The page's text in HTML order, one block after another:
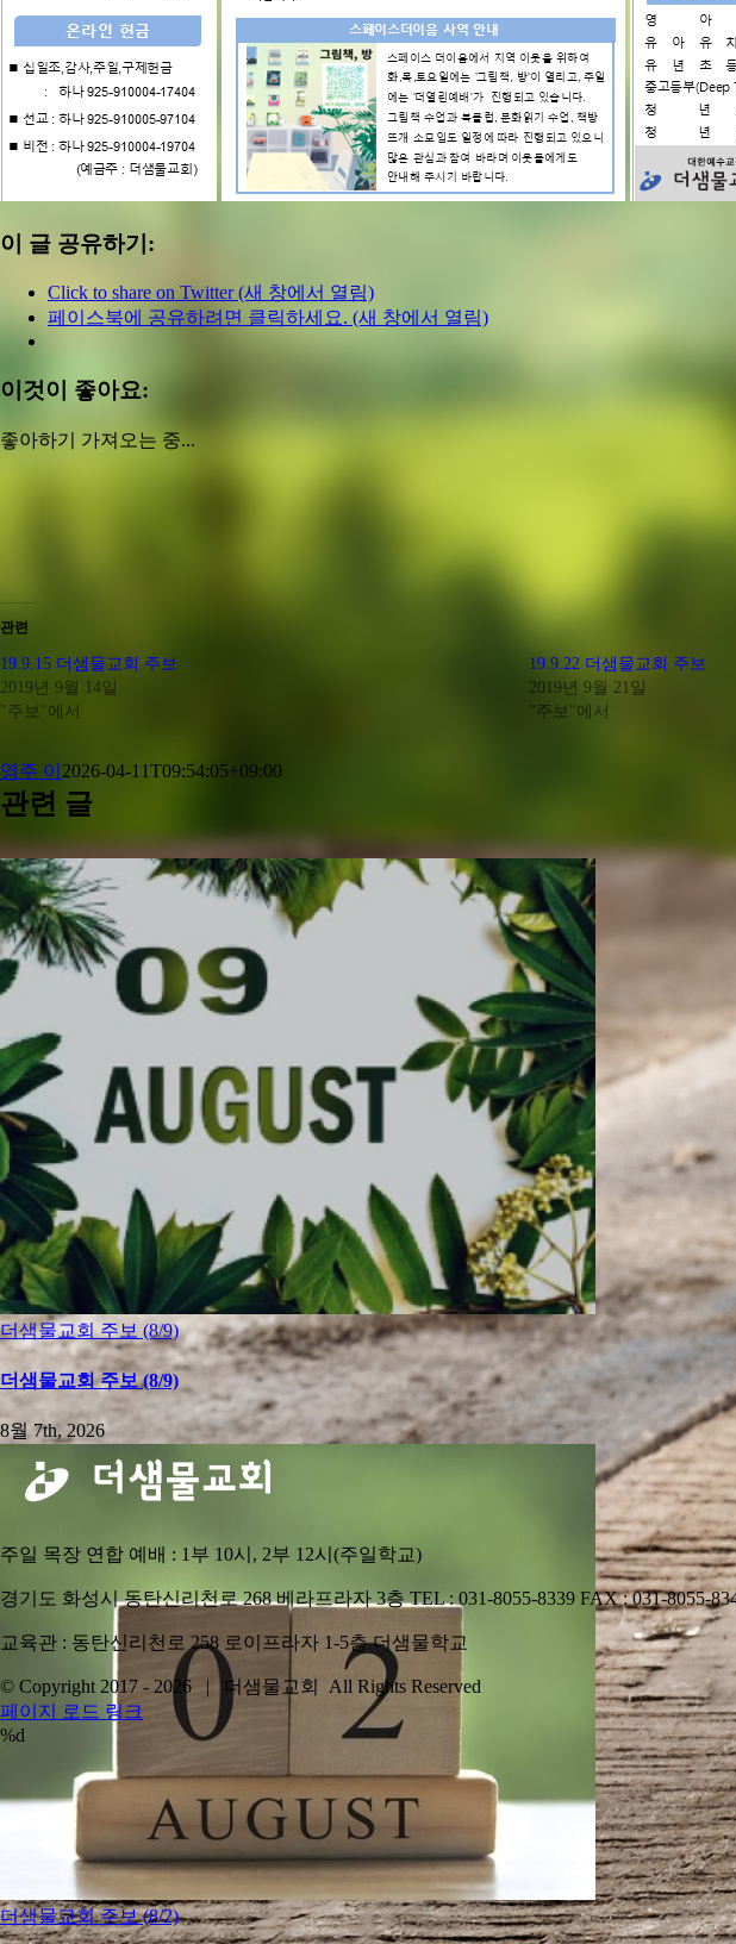
이 글 공유하기:
Click to share on Twitter (새 창에서 열림)
페이스북에 공유하려면 클릭하세요. (새 창에서 열림)
이것이 좋아요:
좋아하기 가져오는 중...
관련
19.9.15 더샘물교회 주보
2019년 9월 14일
"주보"에서
19.9.22 더샘물교회 주보
2019년 9월 21일
"주보"에서
영주 이 2026-04-11T09:54:05+09:00
관련 글
더샘물교회 주보 (8/9)
더샘물교회 주보 (8/9)
8월 7th, 2026
더샘물교회 주보 (8/2)
주일 목장 연합 예배 : 1부 10시, 2부 12시(주일학교)
경기도 화성시 동탄신리천로 268 베라프라자 3층 TEL : 031-8055-8339 FAX : 031-8055-
교육관 : 동탄신리천로 258 로이프라자 1-5층 더샘물학교
© Copyright 2017 - 2026 | 더샘물교회 All Rights Reserved
YouTube
페이지 로드 링크
%d
to